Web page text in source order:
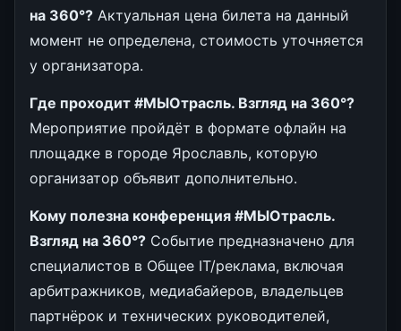
на 360°? Актуальная цена билета на данный
момент не определена, стоимость уточняется
у организатора.
Где проходит #МЫОтрасль. Взгляд на 360°?
Мероприятие пройдёт в формате офлайн на
площадке в городе Ярославль, которую
организатор объявит дополнительно.
Кому полезна конференция #МЫОтрасль.
Взгляд на 360°? Событие предназначено для
специалистов в Общее IT/реклама, включая
арбитражников, медиабайеров, владельцев
партнёрок и технических руководителей,